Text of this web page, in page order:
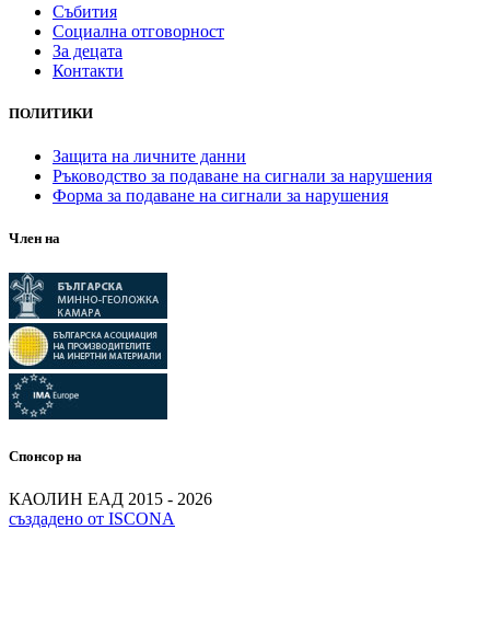
Събития
Социална отговорност
За децата
Контакти
ПОЛИТИКИ
Защита на личните данни
Ръководство за подаване на сигнали за нарушения
Форма за подаване на сигнали за нарушения
Член на
Спонсор на
КАОЛИН ЕАД 2015 - 2026
създадено от ISCONA